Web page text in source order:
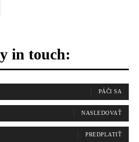
in touch:
PÁČI SA
NASLEDOVAŤ
PREDPLATIŤ